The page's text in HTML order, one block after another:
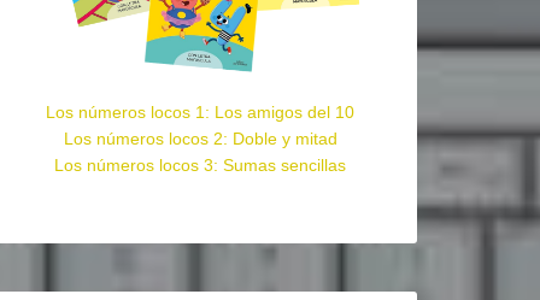
Los números locos 1: Los amigos del 10
Los números locos 2: Doble y mitad
Los números locos 3: Sumas sencillas